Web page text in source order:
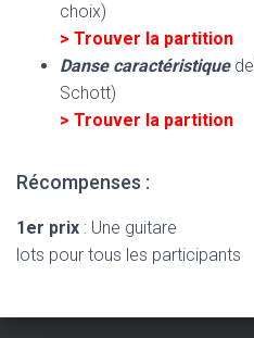
choix)
> Trouver la partition
Danse caractéristiquede
Schott)
> Trouver la partition
Récompenses :
1er prix : Une guitare
lots pour tous les participants